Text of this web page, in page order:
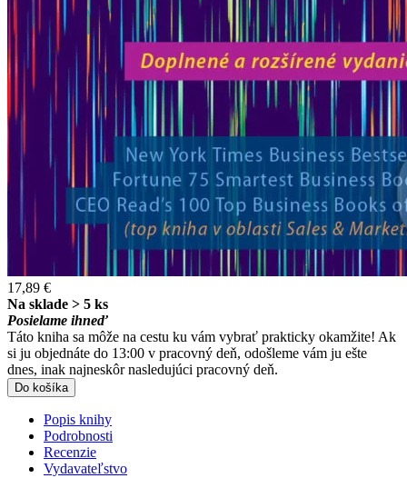
17,89 €
Na sklade > 5 ks
Posielame ihneď
Táto kniha sa môže na cestu ku vám vybrať prakticky okamžite! Ak
si ju objednáte do 13:00 v pracovný deň, odošleme vám ju ešte
dnes, inak najneskôr nasledujúci pracovný deň.
Do košíka
Popis knihy
Podrobnosti
Recenzie
Vydavateľstvo